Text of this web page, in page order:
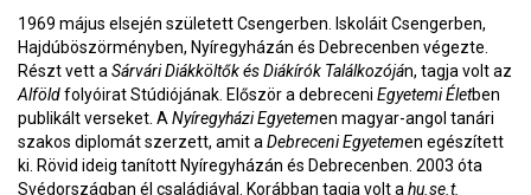
1969 május elsején született Csengerben. Iskoláit Csengerben,
Hajdúböszörményben, Nyíregyházán és Debrecenben végezte.
Részt vett a Sárvári Diákköltők és Diákírók Találkozóján, tagja volt az
Alföldfolyóirat Stúdiójának. Először a debreceni Egyetemi Életben
publikált verseket. A Nyíregyházi Egyetemen magyar-angol tanári
szakos diplomát szerzett, amit a Debreceni Egyetemen egészített
ki. Rövid ideig tanított Nyíregyházán és Debrecenben. 2003 óta
Svédországban él családjával. Korábban tagja volt a hu.se.t.